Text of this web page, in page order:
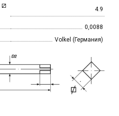
⧄ 4.9
0,0088
Volkel (Германия)